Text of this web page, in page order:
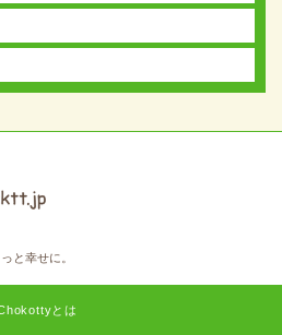
と幸せに。
とは